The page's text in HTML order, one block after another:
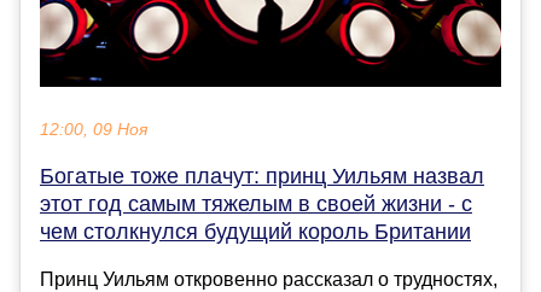
12:00, 09 Ноя
Богатые тоже плачут: принц Уильям назвал
этот год самым тяжелым в своей жизни - с
чем столкнулся будущий король Британии
Принц Уильям откровенно рассказал о трудностях,